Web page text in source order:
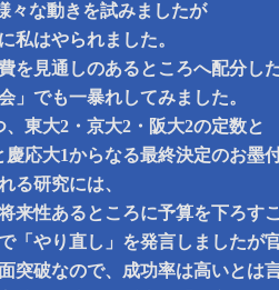
々な動きを試みましたが
私はやられました。
を見通しのあるところへ配分し
」でも一暴れしてみました。
、東大2・京大2・阪大2の定数と
慶応大1からなる最終決定のお墨
る研究には、
来性あるところに予算を下ろす
「やり直し」を発言しましたが
突破なので、成功率は高いとは